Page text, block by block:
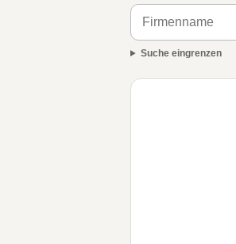
Suche eingrenzen